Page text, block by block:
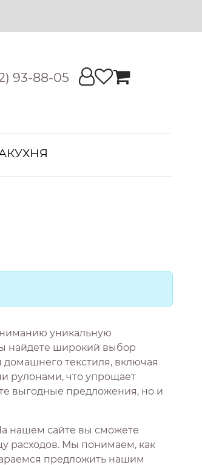
93-88-05
КУХНЯ
уникальную
найдете широкий выбор
текстиля, включая
рулонами, что упрощает
выгодные предложения, но и
нашем сайте вы сможете
расходов. Мы понимаем, как
предложить нашим